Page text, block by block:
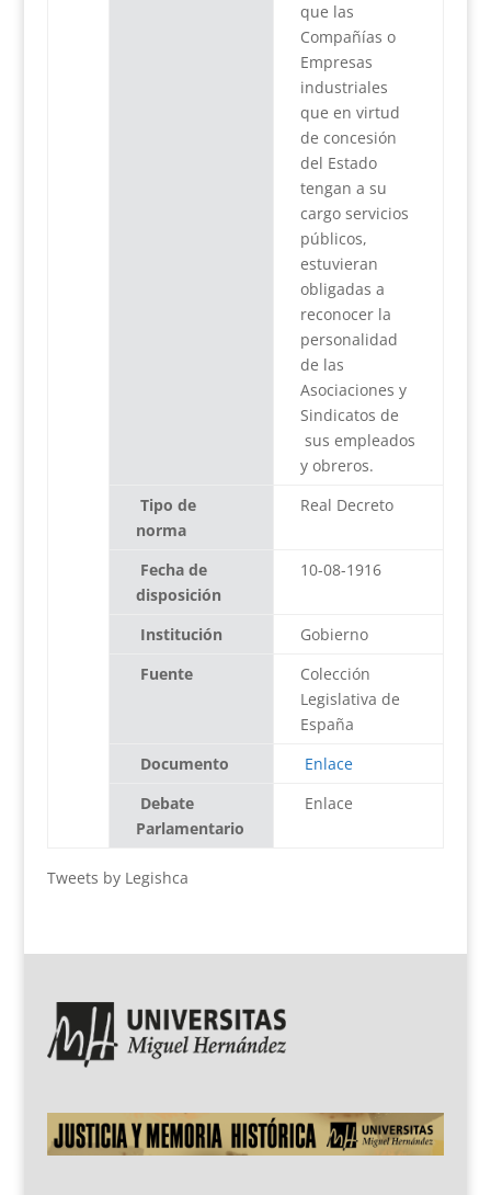
que las
Compañías o
Empresas
industriales
que en virtud
de concesión
del Estado
tengan a su
cargo servicios
públicos,
estuvieran
obligadas a
reconocer la
personalidad
de las
Asociaciones y
Sindicatos de
sus empleados
y obreros.
Tipo de
norma
Real Decreto
Fecha de
disposición
10-08-1916
Institución
Gobierno
Fuente
Colección
Legislativa de
España
Documento
Enlace
Debate
Parlamentario
Enlace
Tweets by Legishca